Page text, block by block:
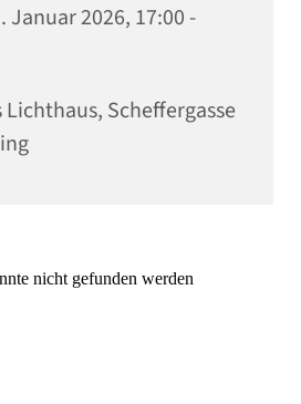
Januar 2026, 17:00 -
Lichthaus, Scheffergasse